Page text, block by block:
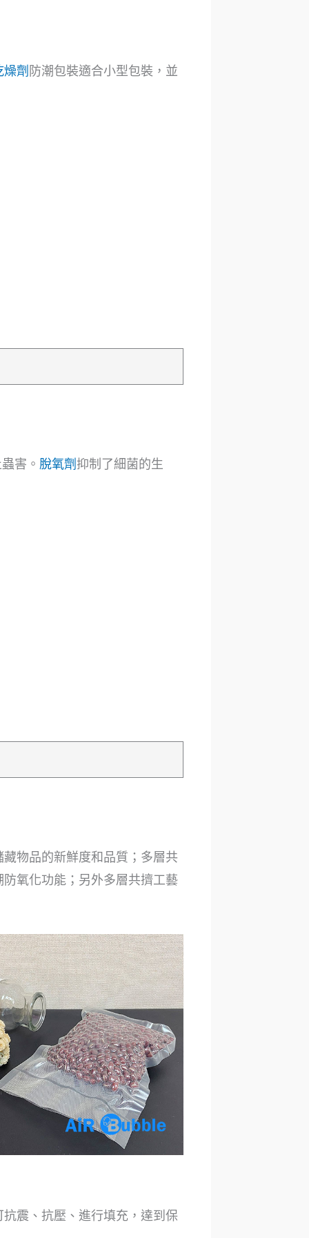
燥劑 防潮包裝適合小型包裝，並
害。 脫氧劑 抑制了細菌的生
物品的新鮮度和品質；多層共
氧化功能；另外多層共擠工藝
震、抗壓、進行填充，達到保